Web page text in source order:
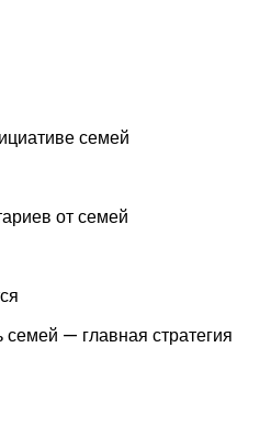
семей
от семей
— главная стратегия